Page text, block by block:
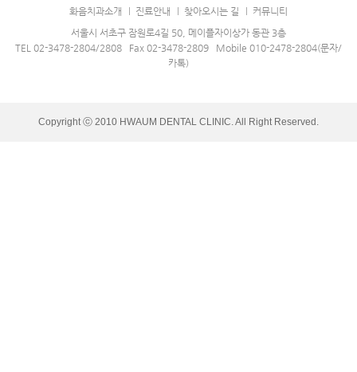
화음치과소개 진료안내 찾아오시는 길
커뮤니티
서울시 서초구 잠원로4길 50, 메이플자이상가 동관 3층
TEL 02-3478-2804/2808 Fax 02-3478-2809 Mobile 010-2478-2804(문자/
카톡)
Copyright ⓒ 2010 HWAUM DENTAL CLINIC. All Right Reserved.